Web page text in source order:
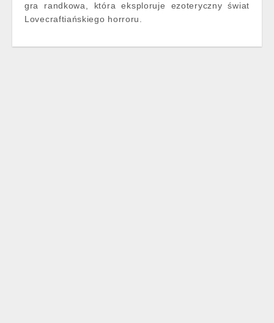
gra randkowa, która eksploruje ezoteryczny świat
Lovecraftiańskiego horroru.